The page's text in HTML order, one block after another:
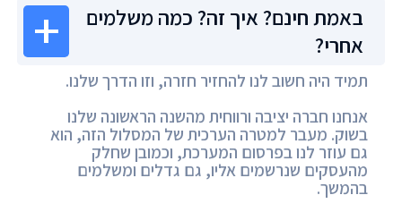
באמת חינם? איך זה? כמה משלמים
אחרי?
תמיד היה חשוב לנו להחזיר חזרה, וזו הדרך שלנו.
אנחנו חברה יציבה ורווחית מהשנה הראשונה שלנו
בשוק. מעבר למטרה הערכית של המסלול הזה, הוא
גם עוזר לנו בפרסום המערכת, וכמובן שחלק
מהעסקים שנרשמים אליו, גם גדלים ומשלמים
בהמשך.